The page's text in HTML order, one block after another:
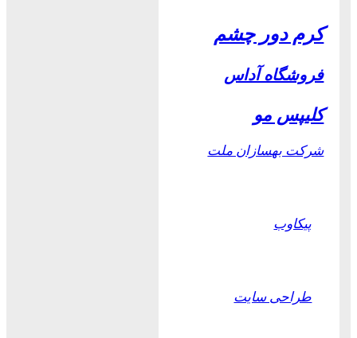
کرم دور چشم
فروشگاه آداس
کلیپس مو
شرکت بهسازان ملت
پیکاوب
طراحی سایت